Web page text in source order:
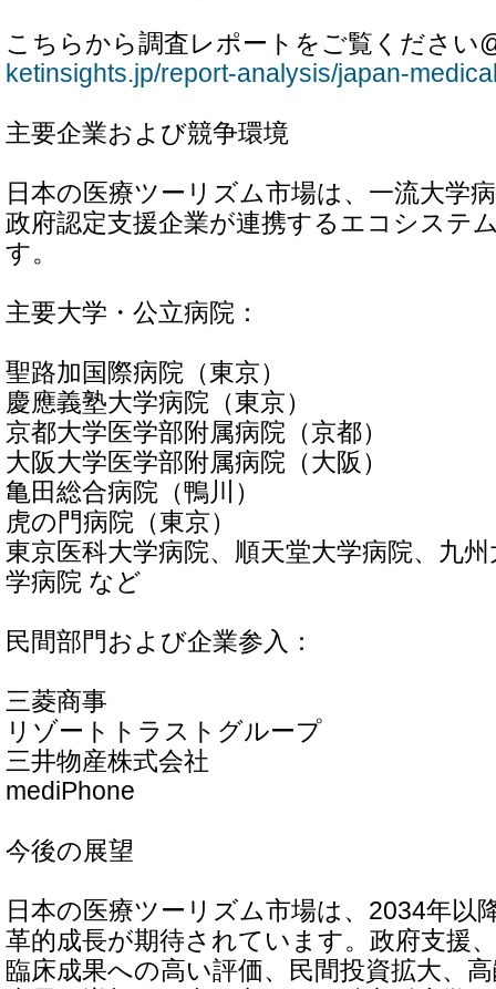
こちらから調査レポートをご覧ください
ketinsights.jp/report-analysis/japan-
主要企業および競争環境
日本の医療ツーリズム市場は、一流大学
政府認定支援企業が連携するエコシステ
す。
主要大学・公立病院：
聖路加国際病院（東京）
慶應義塾大学病院（東京）
京都大学医学部附属病院（京都）
大阪大学医学部附属病院（大阪）
亀田総合病院（鴨川）
虎の門病院（東京）
東京医科大学病院、順天堂大学病院、九
学病院 など
民間部門および企業参入：
三菱商事
リゾートトラストグループ
三井物産株式会社
mediPhone
今後の展望
日本の医療ツーリズム市場は、2034年以
革的成長が期待されています。政府支援
臨床成果への高い評価、民間投資拡大、